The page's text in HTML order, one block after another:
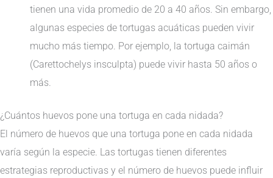
tienen una vida promedio de 20 a 40 años. Sin embargo,
algunas especies de tortugas acuáticas pueden vivir
mucho más tiempo. Por ejemplo, la tortuga caimán
(Carettochelys insculpta) puede vivir hasta 50 años o
más.
¿Cuántos huevos pone una tortuga en cada nidada?
El número de huevos que una tortuga pone en cada nidada
varía según la especie. Las tortugas tienen diferentes
estrategias reproductivas y el número de huevos puede influir